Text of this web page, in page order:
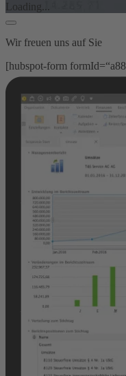
Loading...
Wir freuen uns auf Sie
[hubspot-form